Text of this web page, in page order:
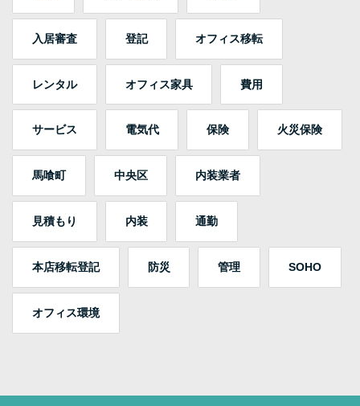
入居審査 登記 オフィス移転
レンタル オフィス家具 費用
サービス 電気代 保険 火災保険
馬喰町 中央区 内装業者
見積もり 内装 通勤
本店移転登記 防災 管理 SOHO
オフィス環境